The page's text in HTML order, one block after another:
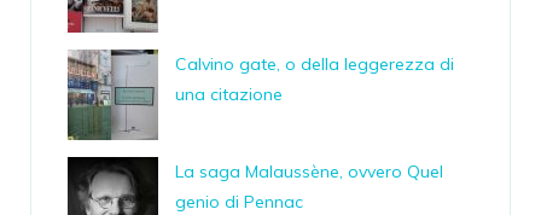
Calvino gate, o della leggerezza di
una citazione
La saga Malaussène, ovvero Quel
genio di Pennac